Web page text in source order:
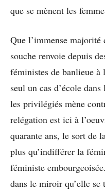
que se mènent les
Que l’immense
souche renvoie depuis
féministes de banlieue
seul un cas d’école
les privilégiés mène
relégation est ici à
quarante ans, le sort de
plus qu’indifférer la
féministe
dans le miroir qu’elle se